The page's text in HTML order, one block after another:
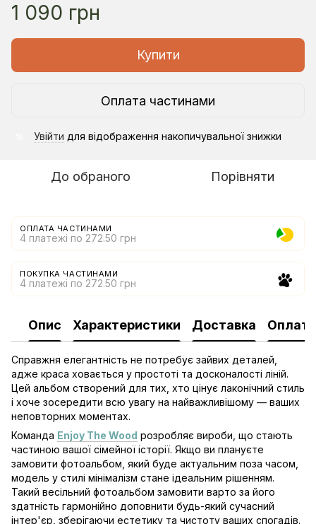
1 090 грн
Купити
Оплата частинами
Увійти для відображення накопичувальної знижки
До обраного Порівняти
ОПЛАТА ЧАСТИНАМИ
4 платежі по 272.50 грн
ПОКУПКА ЧАСТИНАМИ
4 платежі по 272.50 грн
Опис Характеристики Доставка Оплата
Справжня елегантність не потребує зайвих деталей,
адже краса ховається у простоті та досконалості ліній.
Цей альбом створений для тих, хто цінує лаконічний стиль
і хоче зосередити всю увагу на найважливішому — ваших
неповторних моментах.
Команда Enjoy The Wood розробляє вироби, що стають
частиною вашої сімейної історії. Якщо ви плануєте
замовити фотоальбом, який буде актуальним поза часом,
модель у стилі мінімалізм стане ідеальним рішенням.
Такий весільний фотоальбом замовити варто за його
здатність гармонійно доповнити будь-який сучасний
інтер'єр, зберігаючи естетику та чистоту ваших спогадів.